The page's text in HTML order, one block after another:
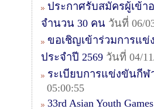
ประกาศรับสมัครผู้เข้า
จำนวน 30 คน วันที่ 06/
ขอเชิญเข้าร่วมการแ
ประจำปี 2569 วันที่ 04/
ระเบียบการแข่งขันกีฬ
05:00:55
33rd Asian Youth